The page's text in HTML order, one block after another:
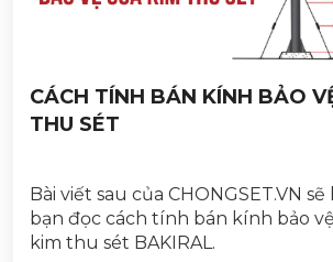
CÁCH TÍNH BÁN KÍNH BẢO
THU SÉT
Bài viết sau của CHONGSET.VN
bạn đọc cách tính bán kính bảo
kim thu sét BAKIRAL.